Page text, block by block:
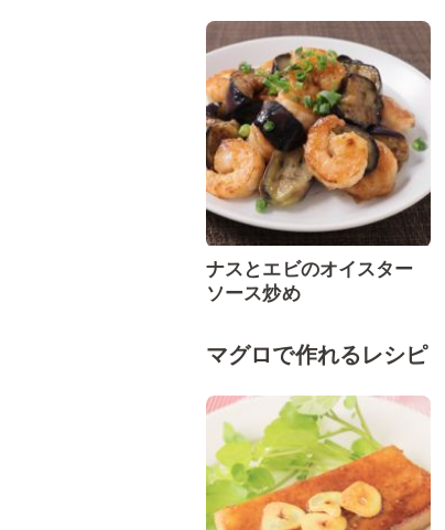
ナスとエビのオイスター
ソース炒め
マグロで作れるレシピ